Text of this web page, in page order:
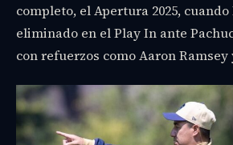
completo, el Apertura 2025,
eliminado en el Play In ante
con refuerzos como Aaron Ramsey